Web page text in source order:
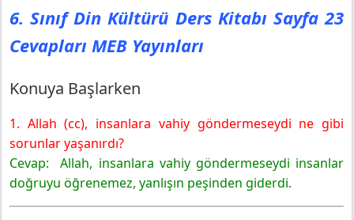
Yayınları
Konuya Başlarken
6. Sınıf Din Kültürü Ders Kitabı Sayfa 24 Cevapları MEB
Etkinlik-5
6. Sınıf Din Kültürü Ders Kitabı Sayfa 26 Cevapları MEB
Yayınları
Dolduralım
Vahyin Mesajları
6. Sınıf Din Kültürü Ders Kitabı Sayfa 23
Cevapları MEB Yayınları
Konuya Başlarken
1. Allah (cc), insanlara vahiy göndermeseydi ne gibi
sorunlar yaşanırdı?
Cevap: Allah, insanlara vahiy göndermeseydi insanlar
doğruyu öğrenemez, yanlışın peşinden giderdi.